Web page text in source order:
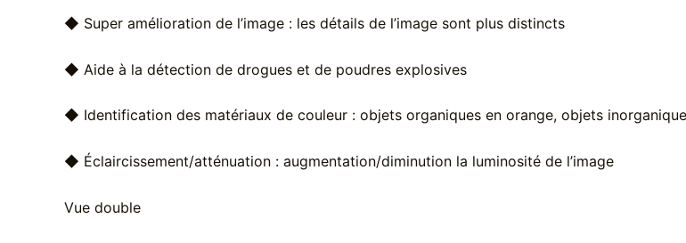
◆ Super amélioration de l’image : les détails de l’image sont plus distincts
◆ Aide à la détection de drogues et de poudres explosives
◆ Identification des matériaux de couleur : objets organiques en orange, objets
◆ Éclaircissement/atténuation : augmentation/diminution la luminosité de l’image
Vue double